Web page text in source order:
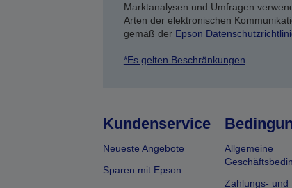
Marktanalysen und Umfragen
Arten der elektronischen
gemäß der Epson
*Es gelten Beschränkungen
Kundenservice
Neueste Angebote
Sparen mit Epson
Allgemeine
Zahlungs- und